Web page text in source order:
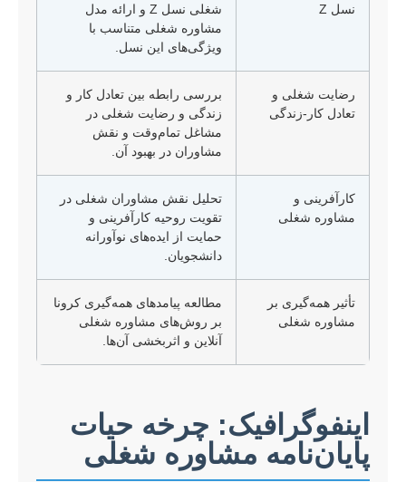
نسل Z
شغلی نسل Z و ارائه مدل
مشاوره شغلی متناسب با
ویژگی‌های این نسل.
رضایت شغلی و
تعادل کار-زندگی
بررسی رابطه بین تعادل کار و
زندگی و رضایت شغلی در
مشاغل تمام‌وقت و نقش
مشاوران در بهبود آن.
کارآفرینی و
مشاوره شغلی
تحلیل نقش مشاوران شغلی در
تقویت روحیه کارآفرینی و
حمایت از ایده‌های نوآورانه
دانشجویان.
تأثیر همه‌گیری بر
مشاوره شغلی
مطالعه پیامدهای همه‌گیری کرونا
بر روش‌های مشاوره شغلی
آنلاین و اثربخشی آن‌ها.
اینفوگرافیک: چرخه حیات
پایان‌نامه مشاوره شغلی